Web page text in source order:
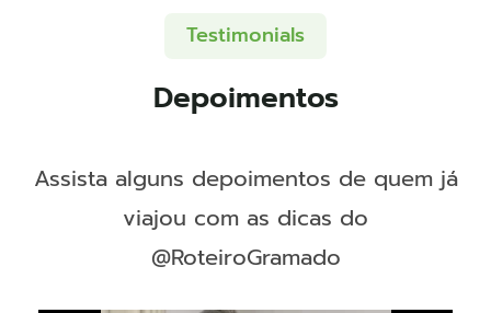
Testimonials
Depoimentos
Assista alguns depoimentos de quem já
viajou com as dicas do
@RoteiroGramado